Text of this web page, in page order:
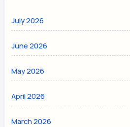
July 2026
June 2026
May 2026
April 2026
March 2026